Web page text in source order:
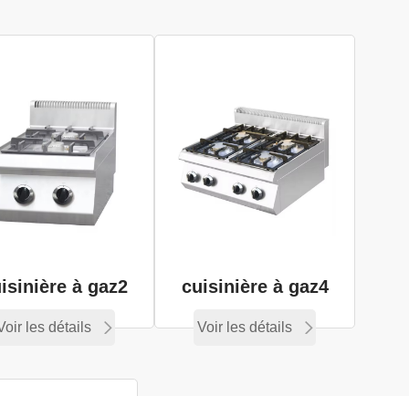
à gaz2
les détails
cuisinière à gaz4
Voir les détails